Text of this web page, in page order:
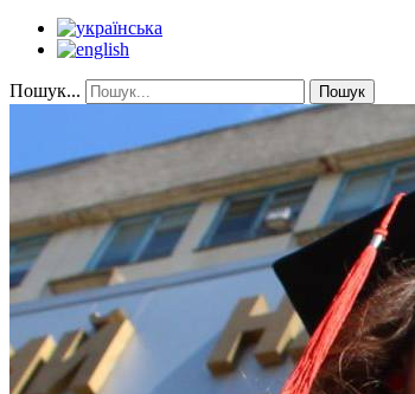
Пошук... Пошук